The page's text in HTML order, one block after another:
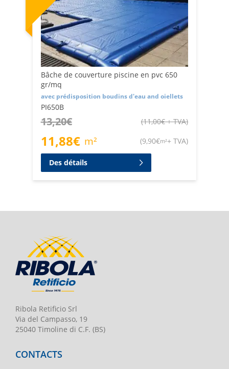
Bâche de couverture piscine en pvc 650
gr/mq
avec prédisposition boudins d'eau and oiellets
PI650B
13,20€ (11,00€+ TVA)
11,88€ m² (9,90€m²+ TVA)
Des détails
Ribola Retificio Srl
Via del Campasso, 19
25040 Timoline di C.F. (BS)
CONTACTS